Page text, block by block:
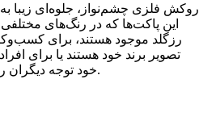
روکش فلزی چشم‌نواز، جلوه‌ای زیبا
این پاکت‌ها که در رنگ‌های
رزگلد موجود هستند، برای
تصویر برند خود هستند یا برای
خود توجه دیگران را جلب کنند، ایده‌آل هستند.